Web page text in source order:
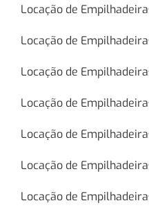
Locação de
Locação de
Locação de
Locação de
Locação de
Locação de
Locação de